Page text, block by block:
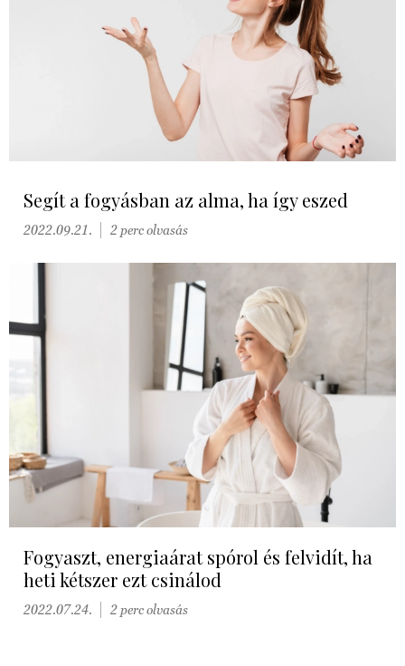
Segít a fogyásban az alma, ha így eszed
2022.09.21. 2 perc olvasás
Fogyaszt, energiaárat spórol és felvidít, ha
heti kétszer ezt csinálod
2022.07.24. 2 perc olvasás